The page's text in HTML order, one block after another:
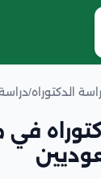
الدكتوراه/